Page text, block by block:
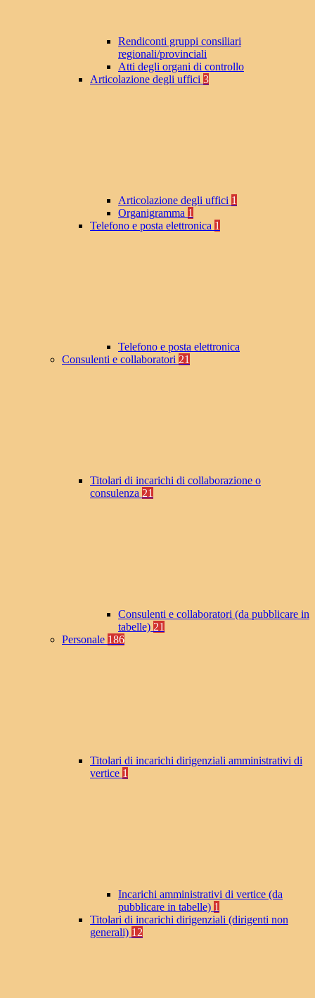
Rendiconti gruppi consiliari
regionali/provinciali
Atti degli organi di controllo
Articolazione degli uffici 3
Articolazione degli uffici 1
Organigramma 1
Telefono e posta elettronica 1
Telefono e posta elettronica
Consulenti e collaboratori 21
Titolari di incarichi di collaborazione o
consulenza 21
Consulenti e collaboratori (da pubblicare in
tabelle) 21
Personale 186
Titolari di incarichi dirigenziali amministrativi di
vertice 1
Incarichi amministrativi di vertice (da
pubblicare in tabelle) 1
Titolari di incarichi dirigenziali (dirigenti non
generali) 12